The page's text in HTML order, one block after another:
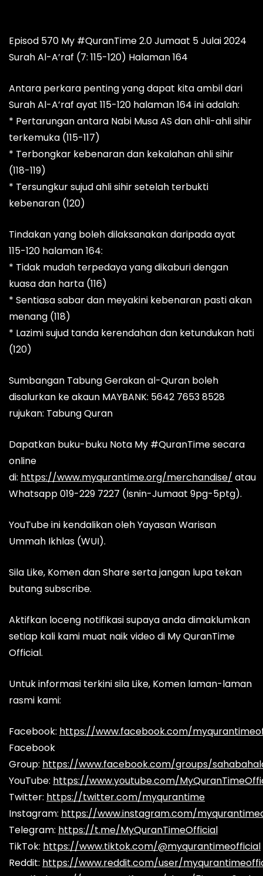
Episod 570 My #QuranTime 2.0 Jumaat 5 Julai 2024
Surah Al-A’raf (7: 115-120) Halaman 164
Antara perkara penting yang dapat kita ambil dari
Surah Al-A’raf ayat 115-120 halaman 164 ini adalah:
* Pertarungan antara Nabi Musa AS dan ahli-ahli sihir
terkemuka (115-117)
* Terbongkar kebenaran dan kekalahan ahli sihir
(118-119)
* Tersungkur sujud ahli sihir setelah terbukti
kebenaran (120)
Tindakan yang boleh dilaksanakan daripada ayat
115-120 halaman 164:
* Tidak mudah terpedaya yang dikaburi dengan
kuasa dan harta (116)
* Sentiasa sabar dan meyakini kebenaran pasti akan
menang (118)
* Lazimi sujud tanda kerendahan dan ketundukan hati
(120)
Sumbangan Tabung Gerakan al-Quran boleh
disalurkan ke akaun MAYBANK: 5642 7653 8528
rujukan: Tabung Quran
Dapatkan buku-buku Nota My #QuranTime secara
online
di: https://www.myqurantime.org/merchandise/ atau
Whatsapp 019-229 7227 (Isnin-Jumaat 9pg-5ptg).
YouTube ini kendalikan oleh Yayasan Warisan
Ummah Ikhlas (WUI).
Sila Like, Komen dan Share serta jangan lupa tekan
butang subscribe.
Aktifkan loceng notifikasi supaya anda dimaklumkan
setiap kali kami muat naik video di My QuranTime
Official.
Untuk informasi terkini sila Like, Komen laman-laman
rasmi kami:
Facebook: https://www.facebook.com/
Facebook
Group: https://www.facebook.com/groups/
YouTube: https://www.youtube.com/
Twitter: https://twitter.com/myqurantime
Instagram: https://www.instagram.com/
Telegram: https://t.me/MyQuranTimeOfficial
TikTok: https://www.tiktok.com/@myqurantimeofficial
Reddit: https://www.reddit.com/user/